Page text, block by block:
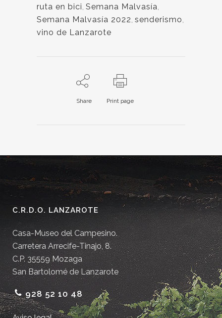
ruta en bici, Semana Malvasía,
Semana Malvasía 2022, senderismo,
vino de Lanzarote
Share Print page
C.R.D.O. LANZAROTE
Casa-Museo del Campesino.
Carretera Arrecife-Tinajo, 8.
C.P. 35559 Mozaga
San Bartolomé de Lanzarote
928 52 10 48